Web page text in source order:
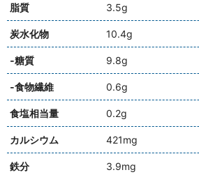
脂質 3.5g
炭水化物 10.4g
‐糖質 9.8g
‐食物繊維 0.6g
食塩相当量 0.2g
カルシウム 421mg
鉄分 3.9mg